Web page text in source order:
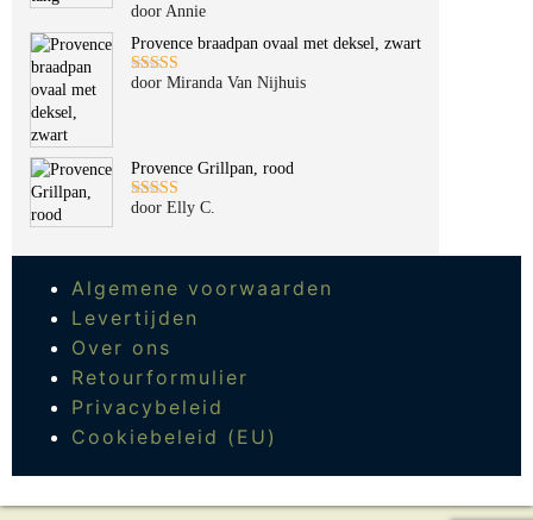
Gewaardeerd
door Annie
Provence braadpan ovaal met deksel, zwart
Gewaardeerd
door Miranda Van Nijhuis
Provence Grillpan, rood
Gewaardeerd
door Elly C.
Algemene voorwaarden
Levertijden
Over ons
Retourformulier
Privacybeleid
Cookiebeleid (EU)